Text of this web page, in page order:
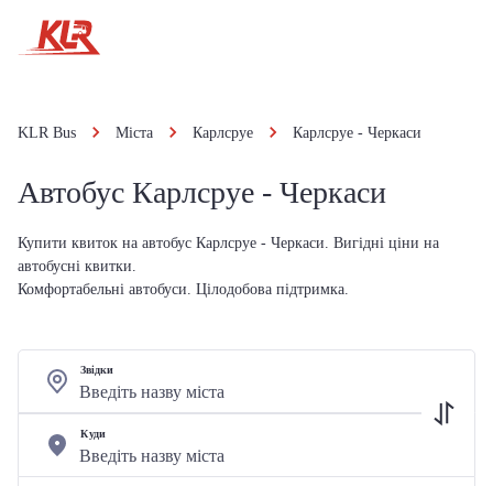
KLR Bus Міста Карлсруе Карлсруе - Черкаси
Автобус Карлсруе - Черкаси
Купити квиток на автобус Карлсруе - Черкаси. Вигідні ціни на
автобусні квитки.
Комфортабельні автобуси. Цілодобова підтримка.
Звідки
Куди